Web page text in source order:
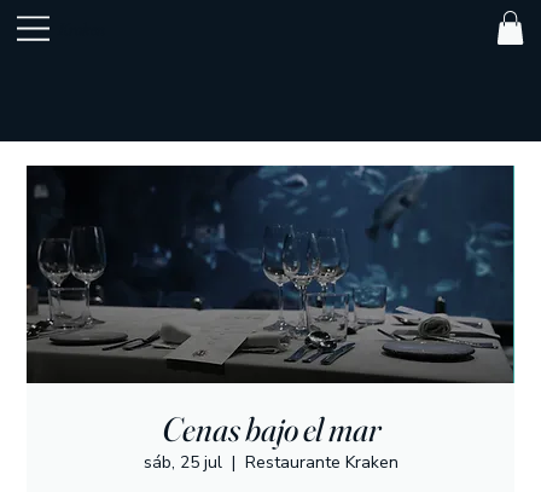
Cenas bajo el mar
sáb, 25 jul
  |
Restaurante Kraken